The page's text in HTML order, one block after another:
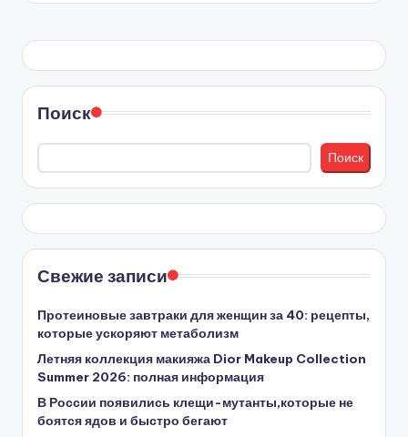
Поиск
Поиск
Свежие записи
Протеиновые завтраки для женщин за 40: рецепты,
которые ускоряют метаболизм
Летняя коллекция макияжа Dior Makeup Collection
Summer 2026: полная информация
В России появились клещи-мутанты,которые не
боятся ядов и быстро бегают